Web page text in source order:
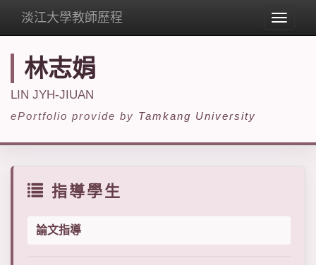
Toggle
淡江大學教師歷程
林志娟
LIN JYH-JIUAN
ePortfolio provide by Tamkang University
指導學生
論文指導